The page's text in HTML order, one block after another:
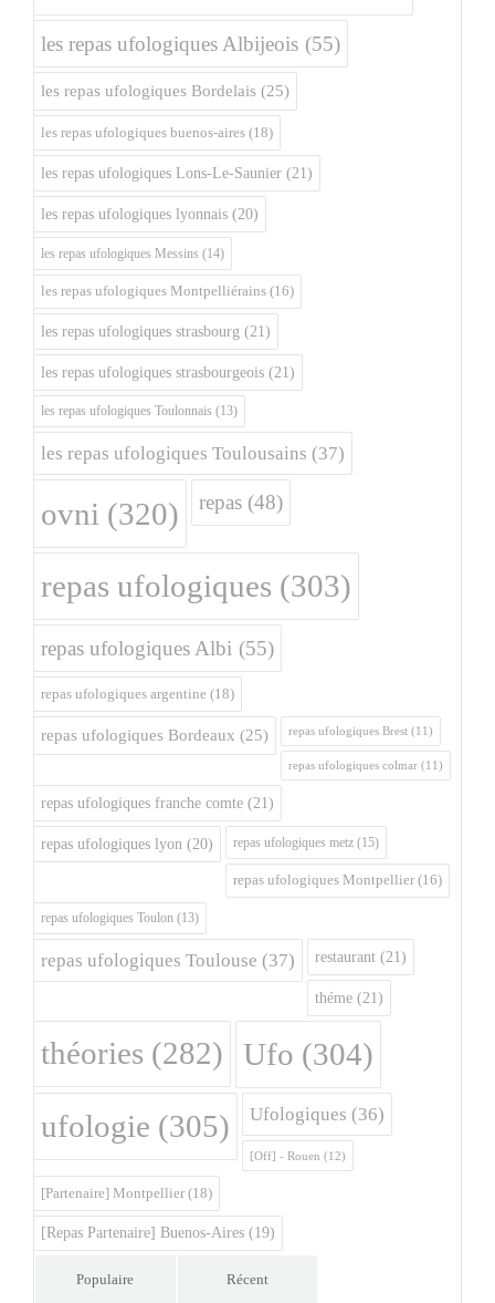
les repas ufologiques Albijeois (55)
les repas ufologiques Bordelais (25)
les repas ufologiques buenos-aires (18)
les repas ufologiques Lons-Le-Saunier (21)
les repas ufologiques lyonnais (20)
les repas ufologiques Messins (14)
les repas ufologiques Montpelliérains (16)
les repas ufologiques strasbourg (21)
les repas ufologiques strasbourgeois (21)
les repas ufologiques Toulonnais (13)
les repas ufologiques Toulousains (37)
ovni (320) repas (48)
repas ufologiques (303)
repas ufologiques Albi (55)
repas ufologiques argentine (18)
repas ufologiques Bordeaux (25) repas ufologiques Brest (11)
repas ufologiques colmar (11)
repas ufologiques franche comte (21)
repas ufologiques lyon (20) repas ufologiques metz (15)
repas ufologiques Montpellier (16)
repas ufologiques Toulon (13)
repas ufologiques Toulouse (37) restaurant (21)
théme (21)
théories (282) Ufo (304)
ufologie (305) Ufologiques (36)
[Off] - Rouen (12)
[Partenaire] Montpellier (18)
[Repas Partenaire] Buenos-Aires (19)
Populaire Récent